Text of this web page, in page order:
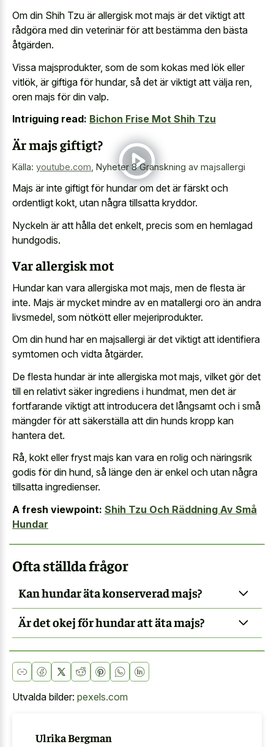
Om din Shih Tzu är allergisk mot majs är det viktigt att
rådgöra med din veterinär för att bestämma den bästa
åtgärden.
Vissa majsprodukter, som de som kokas med lök eller
vitlök, är giftiga för hundar, så det är viktigt att välja ren,
oren majs för din valp.
Intriguing read: Bichon Frise Mot Shih Tzu
Är majs giftigt?
Källa: youtube.com Nyheter 8 Granskning av majsallergi
Majs är inte giftigt för hundar om det är färskt och
ordentligt kokt, utan några tillsatta kryddor.
Nyckeln är att hålla det enkelt, precis som en hemlagad
hundgodis.
Var allergisk mot
Hundar kan vara allergiska mot majs, men de flesta är
inte. Majs är mycket mindre av en matallergi oro än andra
livsmedel, som nötkött eller mejeriprodukter.
Om din hund har en majsallergi är det viktigt att identifiera
symtomen och vidta åtgärder.
De flesta hundar är inte allergiska mot majs, vilket gör det
till en relativt säker ingrediens i hundmat, men det är
fortfarande viktigt att introducera det långsamt och i små
mängder för att säkerställa att din hunds kropp kan
hantera det.
Rå, kokt eller fryst majs kan vara en rolig och näringsrik
godis för din hund, så länge den är enkel och utan några
tillsatta ingredienser.
A fresh viewpoint: Shih Tzu Och Räddning Av Små
Hundar
Ofta ställda frågor
Kan hundar äta konserverad majs?
Är det okej för hundar att äta majs?
Utvalda bilder: pexels.com
Ulrika Bergman